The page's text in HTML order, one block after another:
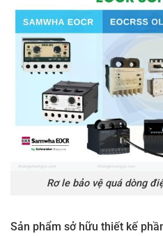
Rơ le bảo vệ quá dòng
Sản phẩm sở hữu thiết kế